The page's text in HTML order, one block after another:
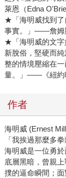
萊恩（Edna
★「海明威找到了
事實。」――詹姆
★「海明威的文字
新脫俗，堅硬而
整的情境壓縮在
量。」――《紐約
作者
海明威 (Ernest
「我挨過那麼多
海明威是一位勇
底層黑暗，曾親
撲的逼命瞬間；